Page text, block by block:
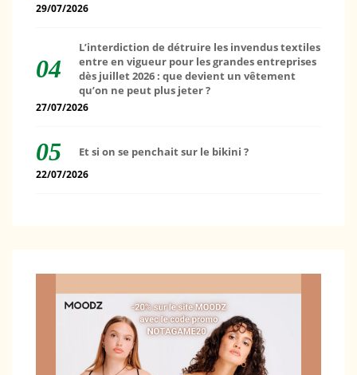
29/07/2026
L’interdiction de détruire les invendus textiles
entre en vigueur pour les grandes entreprises
dès juillet 2026 : que devient un vêtement
qu’on ne peut plus jeter ?
27/07/2026
Et si on se penchait sur le bikini ?
22/07/2026